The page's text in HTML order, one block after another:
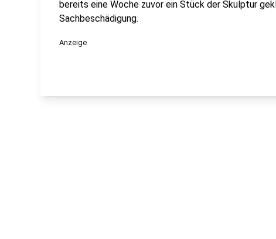
bereits eine Woche zuvor ein Stück der Skulptur
Sachbeschädigung.
Anzeige